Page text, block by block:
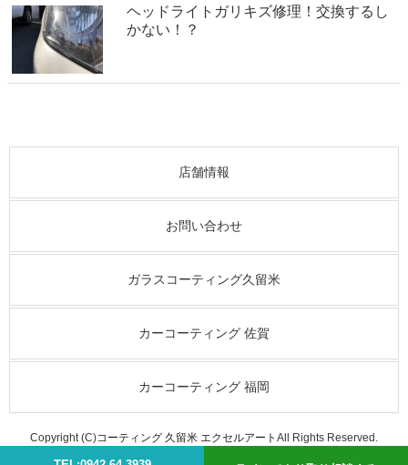
ヘッドライトガリキズ修理！交換するし
かない！？
店舗情報
お問い合わせ
ガラスコーティング久留米
カーコーティング 佐賀
カーコーティング 福岡
Copyright (C)コーティング 久留米 エクセルアート All Rights Reserved.